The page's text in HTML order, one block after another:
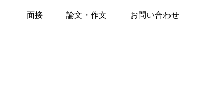
面接 論文・作文 お問い合わせ